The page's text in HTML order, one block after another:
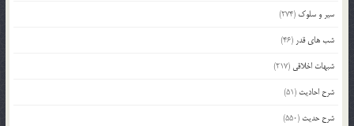
سیر و سلوک (274)
شب های قدر (46)
شبهات اخلاقی (217)
شرح احادیث (51)
شرح حدیث (550)